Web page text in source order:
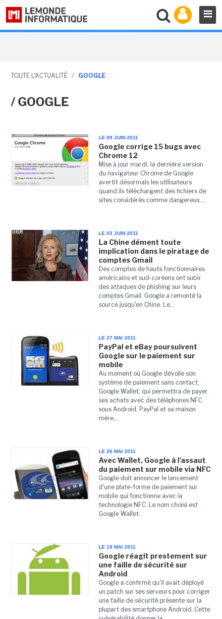
TOUTE L'ACTUALITÉ / GOOGLE
/ GOOGLE
LE 09 JUIN 2011
Google corrige 15 bugs avec
Chrome 12
Mise à jour mardi, la dernière version
du navigateur Chrome de Google
avertit désormais les utilisateurs
quand ils téléchargent des fichiers de
sites considérés comme dangereux....
LE 03 JUIN 2011
La Chine dément toute
implication dans le piratage de
comptes Gmail
Des comptes de hauts fonctionnaires
américains et sud-coréens ont subir
des attaques de phishing sur leurs
comptes Gmail. Google a remonté la
source jusqu'en Chine. Le...
LE 27 MAI 2011
PayPal et eBay poursuivent
Google sur le paiement sur
mobile
Au moment où Google dévoile son
système de paiement sans contact,
Google Wallet, qui permettra de payer
ses achats avec des téléphones NFC
sous Android, PayPal et sa maison
mère,...
LE 26 MAI 2011
Avec Wallet, Google à l'assaut
du paiement sur mobile via NFC
Google doit annoncer le lancement
d'une plate-forme de paiement sur
mobile qui fonctionne avec la
technologie NFC. Le nom choisi est
Google Wallet.
LE 19 MAI 2011
Google réagit prestement sur
une faille de sécurité sur
Android
Google a confirmé qu'il avait déployé
un patch sur ses serveurs pour corriger
une faille de sécurité présente sur la
plupart des smartphone Android. Cette